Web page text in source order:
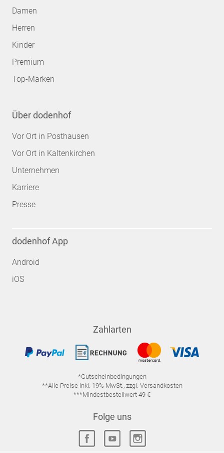
Damen
Herren
Kinder
Premium
Top-Marken
Über dodenhof
Vor Ort in Posthausen
Vor Ort in Kaltenkirchen
Unternehmen
Karriere
Presse
dodenhof App
Android
iOS
Zahlarten
*Gutscheinbedingungen
**Alle Preise inkl. 19% MwSt., zzgl. Versandkosten
***Mindestbestellwert 49 €
Folge uns